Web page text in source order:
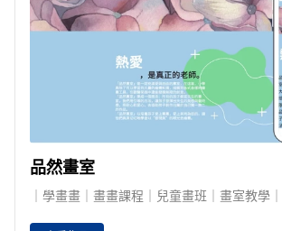
品然畫室
｜學畫畫｜畫畫課程｜兒童畫班｜畫室教學｜